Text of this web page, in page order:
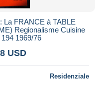
La FRANCE à TABLE
Regionalisme Cuisine
1969/76
USD
Residenziale